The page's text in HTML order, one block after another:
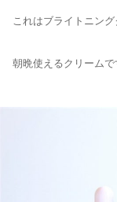
これはブライトニン
朝晩使えるクリームで